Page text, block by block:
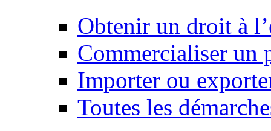
Obtenir un droit à
Commercialiser un
Importer ou
Toutes les